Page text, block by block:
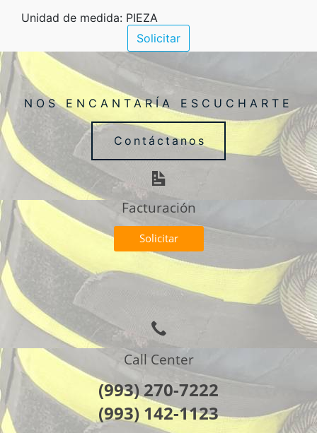
Unidad de medida: PIEZA
Solicitar
NOS ENCANTARÍA ESCUCHARTE
Contáctanos
Facturación
Solicitar
Call Center
(993) 270-7222
(993) 142-1123